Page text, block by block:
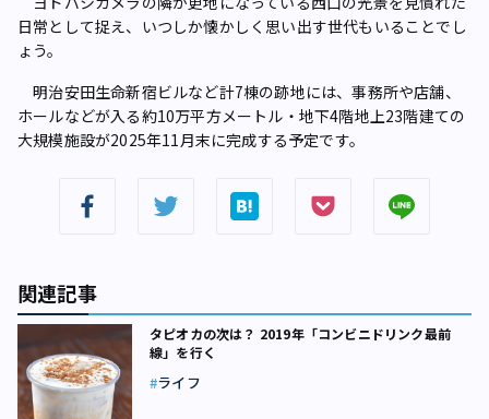
日常として捉え、いつしか懐かしく思い出す世代もいることでし
ょう。
明治安田生命新宿ビルなど計7棟の跡地には、事務所や店舗、
ホールなどが入る約10万平方メートル・地下4階地上23階建ての
大規模施設が2025年11月末に完成する予定です。
関連記事
タピオカの次は？ 2019年「コンビニドリンク最前
線」を行く
ライフ